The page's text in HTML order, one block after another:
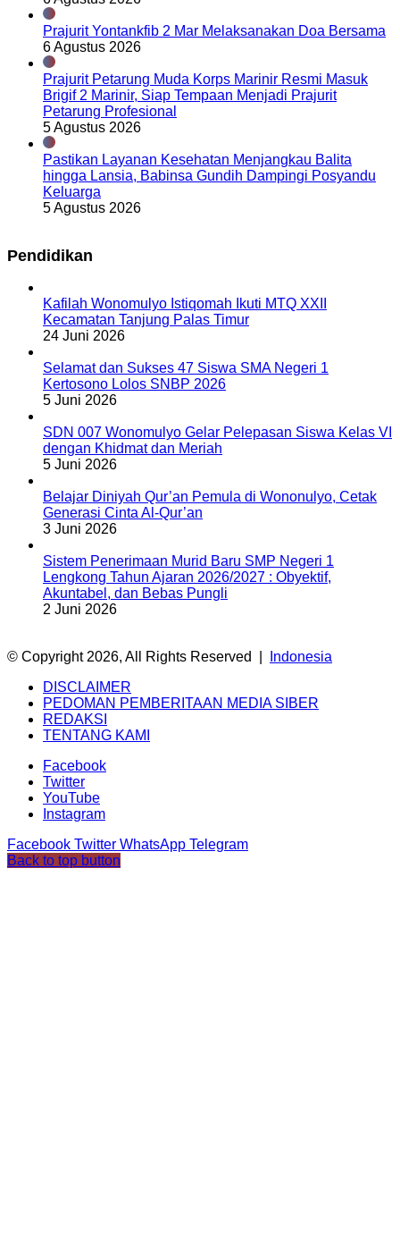
Prajurit Yontankfib 2 Mar Melaksanakan Doa Bersama
6 Agustus 2026
Prajurit Petarung Muda Korps Marinir Resmi Masuk
Brigif 2 Marinir, Siap Tempaan Menjadi Prajurit
Petarung Profesional
5 Agustus 2026
Pastikan Layanan Kesehatan Menjangkau Balita
hingga Lansia, Babinsa Gundih Dampingi Posyandu
Keluarga
5 Agustus 2026
Pendidikan
Kafilah Wonomulyo Istiqomah Ikuti MTQ XXII
Kecamatan Tanjung Palas Timur
24 Juni 2026
Selamat dan Sukses 47 Siswa SMA Negeri 1
Kertosono Lolos SNBP 2026
5 Juni 2026
SDN 007 Wonomulyo Gelar Pelepasan Siswa Kelas VI
dengan Khidmat dan Meriah
5 Juni 2026
Belajar Diniyah Qur’an Pemula di Wononulyo, Cetak
Generasi Cinta Al-Qur’an
3 Juni 2026
Sistem Penerimaan Murid Baru SMP Negeri 1
Lengkong Tahun Ajaran 2026/2027 : Obyektif,
Akuntabel, dan Bebas Pungli
2 Juni 2026
© Copyright 2026, All Rights Reserved |
Indonesia
DISCLAIMER
PEDOMAN PEMBERITAAN MEDIA SIBER
REDAKSI
TENTANG KAMI
Facebook
Twitter
YouTube
Instagram
Facebook Twitter WhatsApp Telegram
Back to top button